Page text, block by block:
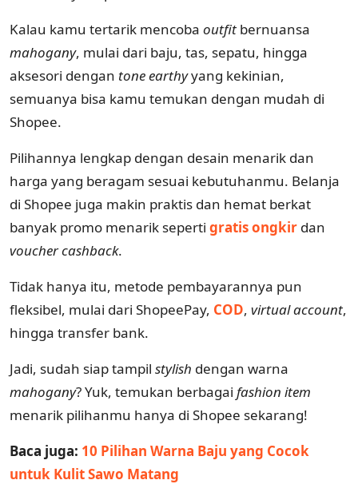
Kalau kamu tertarik mencoba outfit bernuansa
mahogany, mulai dari baju, tas, sepatu, hingga
aksesori dengan toneearthyyang kekinian,
semuanya bisa kamu temukan dengan mudah di
Shopee.
Pilihannya lengkap dengan desain menarik dan
harga yang beragam sesuai kebutuhanmu. Belanja
di Shopee juga makin praktis dan hemat berkat
banyak promo menarik seperti gratis ongkir dan
voucher cashback.
Tidak hanya itu, metode pembayarannya pun
fleksibel, mulai dari ShopeePay, COD, virtual account,
hingga transfer bank.
Jadi, sudah siap tampil stylish dengan warna
mahogany? Yuk, temukan berbagai fashion item
menarik pilihanmu hanya di Shopee sekarang!
Baca juga: 10 Pilihan Warna Baju yang Cocok
untuk Kulit Sawo Matang